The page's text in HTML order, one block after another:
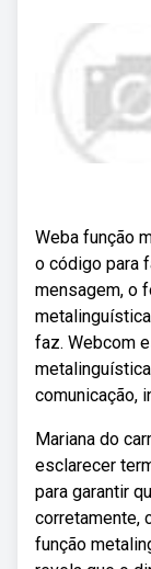
Weba função
o código para
mensagem, o
faz. Webcom
comunicação,
Mariana do
esclarecer
para garantir
corretamente,
função